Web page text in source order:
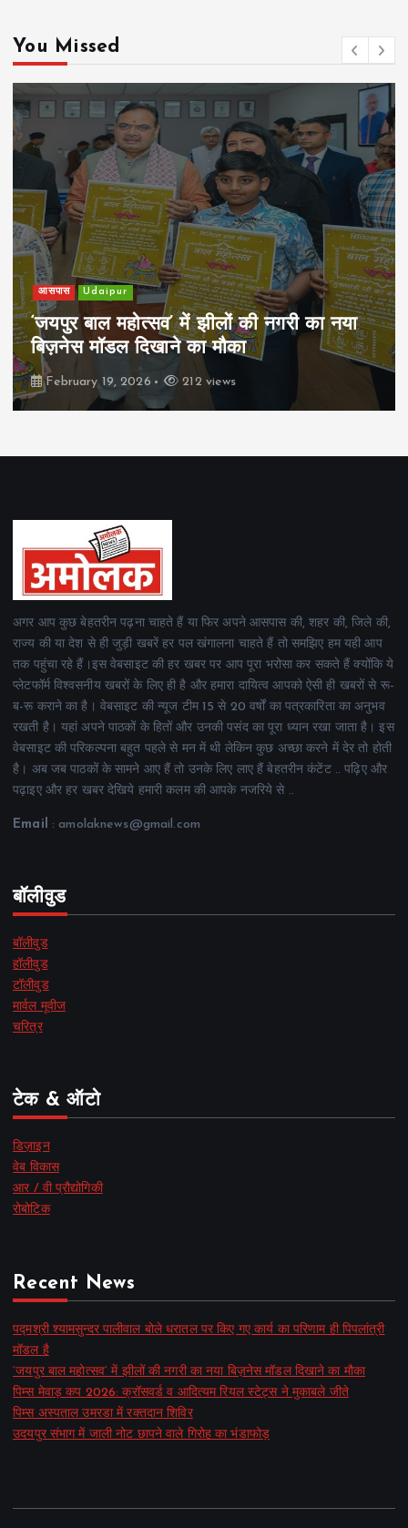
You Missed
खेल Udaipur
पिम्स मेवाड़ कप 2026: क्रॉसवर्ड व आदित्यम
रियल स्टेट्स ने मुकाबले जीते
February 19, 2026 162 views
अगर आप कुछ बेहतरीन पढ़ना चाहते हैं या फिर अपने आसपास की, शहर की, जिले की,
राज्य की या देश से ही जुड़ी खबरें हर पल खंगालना चाहते हैं तो समझिए हम यही आप
तक पहुंचा रहे हैं।इस वेबसाइट की हर खबर पर आप पूरा भरोसा कर सकते हैं क्योंकि ये
प्लेटफॉर्म विश्वसनीय खबरों के लिए ही है और हमारा दायित्व आपको ऐसी ही खबरों से रू-
ब-रू कराने का है। वेबसाइट की न्यूज टीम 15 से 20 वर्षों का पत्रकारिता का अनुभव
रखती है। यहां अपने पाठकों के हितों और उनकी पसंद का पूरा ध्यान रखा जाता है। इस
वेबसाइट की परिकल्पना बहुत पहले से मन में थी लेकिन कुछ अच्छा करने में देर तो होती
है। अब जब पाठकों के सामने आए हैं तो उनके लिए लाए हैं बेहतरीन कंटेंट .. पढ़िए और
पढ़ाइए और हर खबर देखिये हमारी कलम की आपके नजरिये से ..
Email : amolaknews@gmail.com
बॉलीवुड
बॉलीवुड
हॉलीवुड
टॉलीवुड
मार्वल मूवीज
चरित्र
टेक & ऑटो
डिज़ाइन
वेब विकास
आर / वी प्रौद्योगिकी
रोबोटिक
Recent News
पद्मश्री श्यामसुन्दर पालीवाल बोले धरातल पर किए गए कार्य का परिणाम ही पिपलांत्री
मॉडल है
‘जयपुर बाल महोत्सव’ में झीलों की नगरी का नया बिज़नेस मॉडल दिखाने का मौका
पिम्स मेवाड़ कप 2026: क्रॉसवर्ड व आदित्यम रियल स्टेट्स ने मुकाबले जीते
पिम्स अस्पताल उमरडा में रक्तदान शिविर
उदयपुर संभाग में जाली नोट छापने वाले गिरोह का भंडाफोड़